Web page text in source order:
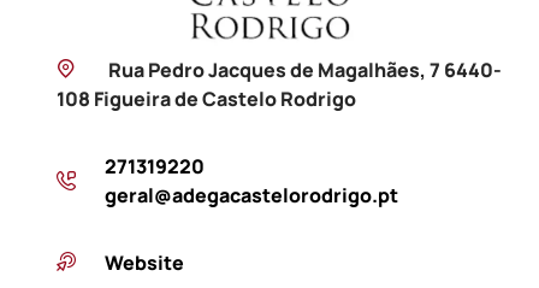
Rua Pedro Jacques de Magalhães, 7 6440-
108 Figueira de Castelo Rodrigo
271319220
geral@adegacastelorodrigo.pt
Website